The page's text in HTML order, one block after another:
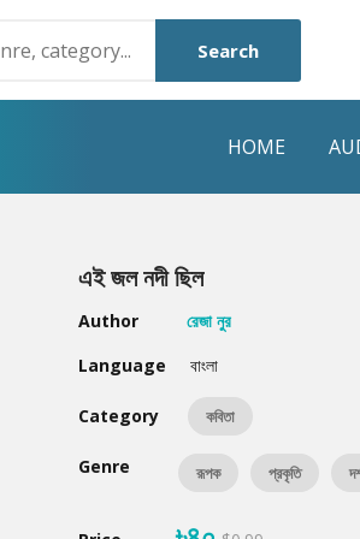
Search
HOME
Humayun Ahmed
Mouri Morium
এই জল নদী ছিল
Author
রেজা নুর
Language
বাংলা
Category কবিতা
Genre রূপক প্রকৃতি